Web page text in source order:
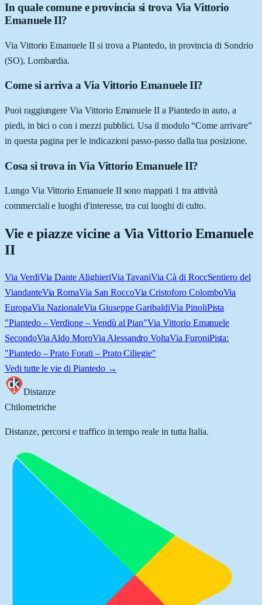
In quale comune e provincia si trova Via Vittorio
Emanuele II?
Via Vittorio Emanuele II si trova a Piantedo, in provincia di Sondrio
(SO), Lombardia.
Come si arriva a Via Vittorio Emanuele II?
Puoi raggiungere Via Vittorio Emanuele II a Piantedo in auto, a
piedi, in bici o con i mezzi pubblici. Usa il modulo “Come arrivare”
in questa pagina per le indicazioni passo-passo dalla tua posizione.
Cosa si trova in Via Vittorio Emanuele II?
Lungo Via Vittorio Emanuele II sono mappati 1 tra attività
commerciali e luoghi d'interesse, tra cui luoghi di culto.
Vie e piazze vicine a Via Vittorio Emanuele
II
Via VerdiVia Dante AlighieriVia TavaniVia Cà di RoccSentiero del
ViandanteVia RomaVia San RoccoVia Cristoforo ColomboVia
EuropaVia NazionaleVia Giuseppe GaribaldiVia PinoliPista
"Piantedo – Verdione – Vendù al Pian"Via Vittorio Emanuele
SecondoVia Aldo MoroVia Alessandro VoltaVia FuroniPista:
"Piantedo – Prato Forati – Prato Ciliegie"
Vedi tutte le vie di Piantedo→
Distanze
Chilometriche
Distanze, percorsi e traffico in tempo reale in tutta Italia.